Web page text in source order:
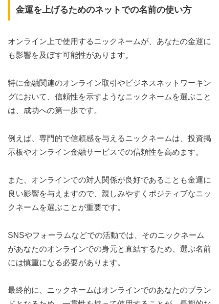
金運を上げるためのネットでの名前の使い方
オンライン上で使用するニックネームが、あなたの金運に
も影響を及ぼす可能性があります。
特に金融関連のオンライン取引やビジネスネットワーキン
グにおいて、信頼性を示すようなニックネームを選ぶこと
は、成功への第一歩です。
例えば、専門的で信頼感を与えるニックネームは、投資掲
示板やオンライン金融サービスでの信頼性を高めます。
また、オンラインでの対人関係が良好であることも金運に
良い影響を与えますので、親しみやすくポジティブなニッ
クネームを選ぶことが重要です。
SNSやフォーラムなどでの活動では、そのニックネーム
があなたのオンラインでの身元と直結するため、選ぶ名前
には慎重になる必要があります。
最終的に、ニックネームはオンラインでのあなたのブラン